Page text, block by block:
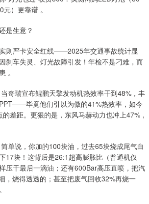
）更靠谱 。
是生意？
则严卡安全红线——2025年交通事故统计显
刹车失灵、灯光故障引发！年检不是刁难，而
。
奇瑞宣布鲲鹏天擎发动机热效率干到48%，丰
毕竟他们引以为傲的41%热效率，如今
差距。更狠的是，东风马赫动力也冲上47%，
单说，你加的100块油，过去65块烧成尾气白
17块！这背后是26:1超高膨胀比（普通机仅
压干最后一滴油；还有600Bar高压直喷，把汽
，烧得透透的；甚至把废气回收32%再烧一